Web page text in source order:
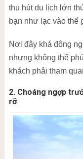
thu hút du lịch lớn
bạn như lạc vào thế
Nơi đây khá đông
nhưng không thể
khách phải tham
2. Choáng ngợp
rỡ